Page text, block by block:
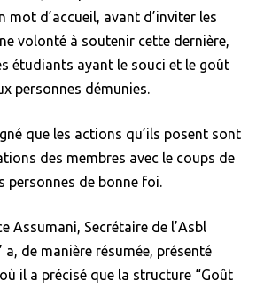
mot d’accueil, avant d’inviter les
volonté à soutenir cette dernière,
étudiants ayant le souci et le goût
personnes démunies.
que les actions qu’ils posent sont
des membres avec le coups de
personnes de bonne foi.
Assumani, Secrétaire de l’Asbl
a, de manière résumée, présenté
il a précisé que la structure “Goût